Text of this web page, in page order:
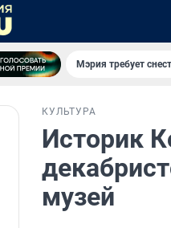
Мэрия требует
КУЛЬТУРА
Историк
музей